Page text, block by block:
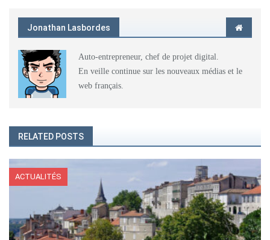
Jonathan Lasbordes
Auto-entrepreneur, chef de projet digital.
En veille continue sur les nouveaux médias et le
web français.
RELATED POSTS
ACTUALITÉS